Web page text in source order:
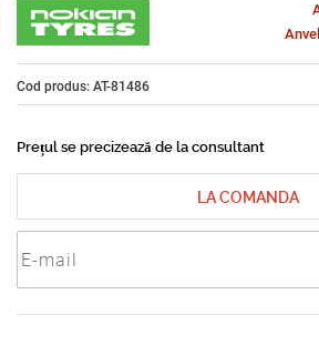
Cod produs: AT-81486
Prețul se precizează de la consultant
LA COMANDA